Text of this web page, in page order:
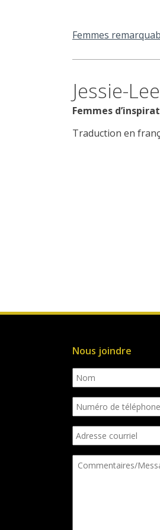
Femmes
Jessie-
Femmes
Traduction en
Nous joindre
Nom
Numéro
de
Adresse
courriel
Commentaires/